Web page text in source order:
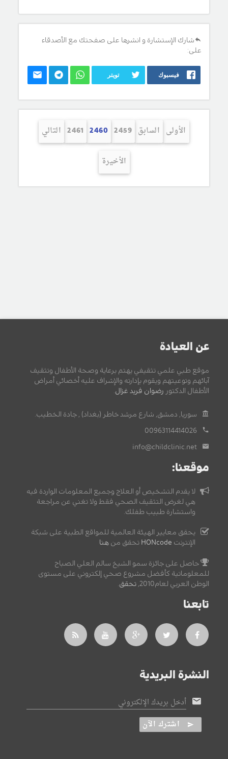
شارك الإستشارة و انشرها على صفحتك مع الأصدقاء
على:
فيسبوك تويتر
الأولى السابق 2459
2460
2461 التالي
الأخيرة
عن العيادة
موقع طبي علمي تثقيفي يهتم برعاية وصحة الأطفال وتثقيف
آبائهم وتوعيتهم ويقوم بإدارته والإشراف عليه أخصائي أمراض
الأطفال الدكتور رضوان فريد غزال
سوريا, دمشق, شارع مرشد خاطر (بغداد) , جادة الخطيب.
00963114414026
info@childclinic.net
موقعنا:
لا يقدم التشخيص أو العلاج وجميع المعلومات الواردة فيه
هي لغرض التثقيف الصحي فقط ولا تغني عن مراجعة
واستشارة طبيب طفلك.
يحقق معايير الهيئة العالمية للمواقع الطبية على شبكة
الإنترنت HONcode تحقق من هنا
حاصل على جائزة سمو الشيخ سالم العلي الصباح
للمعلوماتية كأفضل مشروع صحي إلكتروني على مستوى
الوطن العربي لعام2010,
تحقق
تابعنا
النشرة البريدية
أدخل بريدك الإلكتروني
اشترك الآن